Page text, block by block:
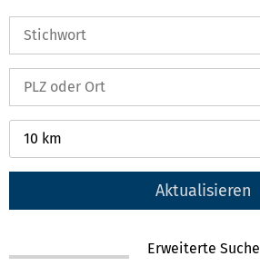
10 km
Aktualisieren
Erweiterte Suche